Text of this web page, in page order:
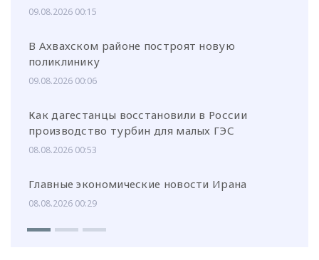
09.08.2026 00:15
В Ахвахском районе построят новую
поликлинику
09.08.2026 00:06
Как дагестанцы восстановили в России
производство турбин для малых ГЭС
08.08.2026 00:53
Главные экономические новости Ирана
08.08.2026 00:29